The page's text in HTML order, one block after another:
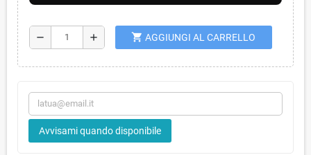
remove add shopping_cart AGGIUNGI AL CARRELLO
Avvisami quando disponibile